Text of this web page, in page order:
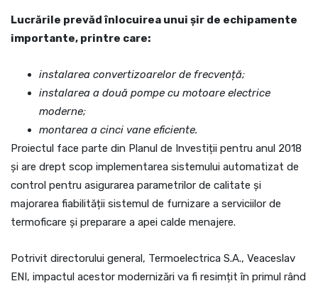
Lucrările prevăd înlocuirea unui șir de echipamente
importante, printre care:
instalarea convertizoarelor de frecvență;
instalarea a două pompe cu motoare electrice
moderne;
montarea a cinci vane eficiente.
Proiectul face parte din Planul de Investiții pentru anul 2018
și are drept scop implementarea sistemului automatizat de
control pentru asigurarea parametrilor de calitate și
majorarea fiabilității sistemul de furnizare a serviciilor de
termoficare și preparare a apei calde menajere.
Potrivit directorului general, Termoelectrica S.A., Veaceslav
ENI, impactul acestor modernizări va fi resimțit în primul rând